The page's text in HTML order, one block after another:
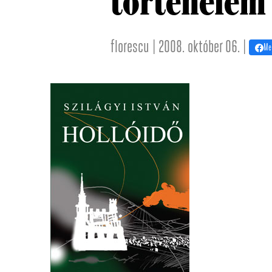
florescu | 2008. október 06. |